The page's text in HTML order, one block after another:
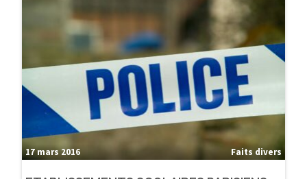
23 mars 2016 Faits divers
EVRY : LYNCHÉ POUR UN SAC DE SPORT
17 mars 2016 Faits divers